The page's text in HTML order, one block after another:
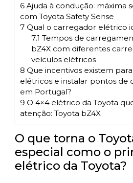
6 Ajuda à condução: máxima
com Toyota Safety Sense
7 Qual o carregador elétrico
7.1 Tempos de
bZ4X com diferentes
veículos elétricos
8 Que incentivos existem
elétricos e instalar pontos de
em Portugal?
9 O 4×4 elétrico da Toyota
atenção: Toyota bZ4X
O que torna o
especial como o
elétrico da Toyota?